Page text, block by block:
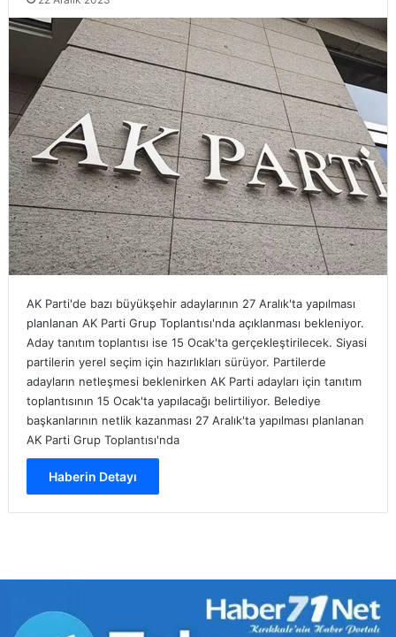
AK Parti'de bazı büyükşehir adaylarının 27 Aralık'ta yapılması
planlanan AK Parti Grup Toplantısı'nda açıklanması bekleniyor.
Aday tanıtım toplantısı ise 15 Ocak'ta gerçekleştirilecek. Siyasi
partilerin yerel seçim için hazırlıkları sürüyor. Partilerde
adayların netleşmesi beklenirken AK Parti adayları için tanıtım
toplantısının 15 Ocak'ta yapılacağı belirtiliyor. Belediye
başkanlarının netlik kazanması 27 Aralık'ta yapılması planlanan
AK Parti Grup Toplantısı'nda
Haberin Detayı